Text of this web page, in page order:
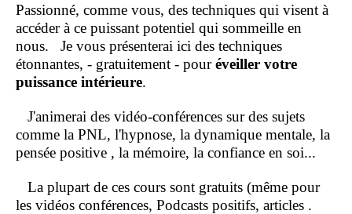
Passionné, comme vous, des techniques qui visent à
accéder à ce puissant potentiel qui sommeille en
nous. Je vous présenterai ici des techniques
étonnantes, - gratuitement - pouréveiller votre
puissance intérieure.
J'animerai des vidéo-conférences sur des sujets
comme la PNL, l'hypnose, la dynamique mentale, la
pensée positive , la mémoire, la confiance en soi...
La plupart de ces cours sont gratuits (même pour
les vidéos conférences, Podcasts positifs, articles .